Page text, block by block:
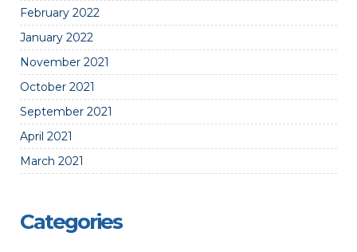
February 2022
January 2022
November 2021
October 2021
September 2021
April 2021
March 2021
Categories